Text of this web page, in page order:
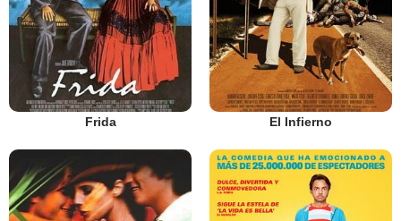
Frida El Infierno